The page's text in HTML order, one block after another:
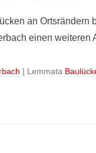
an Ortsrändern
einen weiteren
| Lemmata